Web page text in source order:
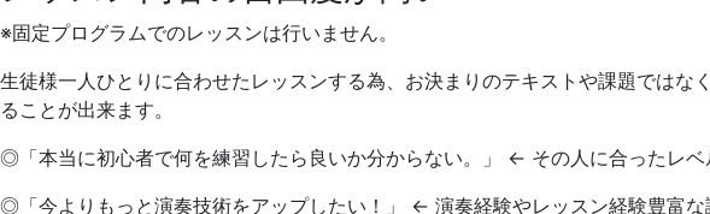
※固定プログラムでのレッスンは行いません。
生徒様一人ひとりに合わせたレッスンする為、お決まりのテキストや課題では
ることが出来ます。
◎「本当に初心者で何を練習したら良いか分からない。」 ← その人に合ったレベ
◎「今よりもっと演奏技術をアップしたい！」 ← 演奏経験やレッスン経験豊富な